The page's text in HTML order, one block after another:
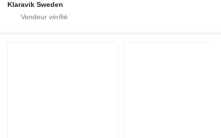
Klaravik Sweden